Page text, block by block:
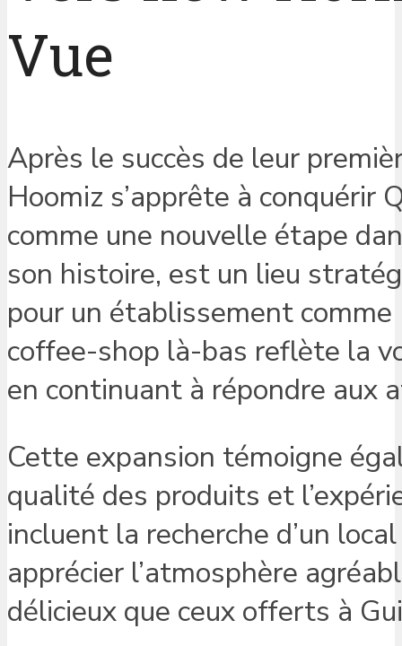
Vue
Après le succès de leur
Hoomiz s’apprête à
comme une nouvelle étape
son histoire, est un lieu
pour un établissement comme
coffee-shop là-bas reflète la
en continuant à répondre aux
Cette expansion témoigne
qualité des produits et
incluent la recherche d’un
apprécier l’atmosphère
délicieux que ceux offerts à